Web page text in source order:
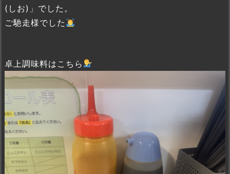
(しお)」でした。
ご馳走様でした
卓上調味料はこちら